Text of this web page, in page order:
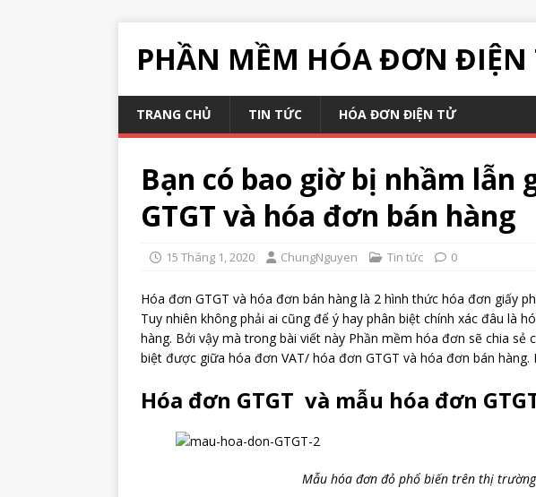
PHẦN MỀM HÓA ĐƠN ĐIỆN
TRANG CHỦ TIN TỨC HÓA ĐƠN ĐIỆN TỬ
Bạn có bao giờ bị nhầm lẫn
GTGT và hóa đơn bán hàng
15 Tháng 1, 2020 ChungNguyen Tin tức 0
Hóa đơn GTGT và hóa đơn bán hàng là 2 hình thức hóa đơn giấy
Tuy nhiên không phải ai cũng để ý hay phân biệt chính xác đâu là
hàng. Bởi vậy mà trong bài viết này Phần mềm hóa đơn sẽ chia sẻ
biệt được giữa hóa đơn VAT/ hóa đơn GTGT và hóa đơn bán hàng.
Hóa đơn GTGT và mẫu hóa đơn
Mẫu hóa đơn đỏ phổ biến trên thị